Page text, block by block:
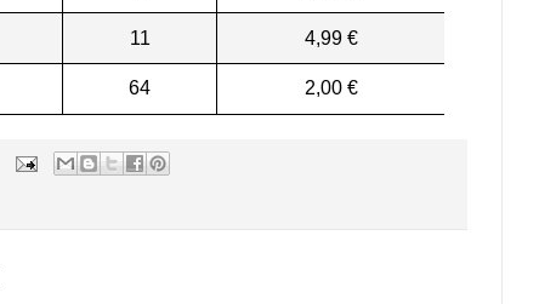
11 4,99 €
64 2,00 €